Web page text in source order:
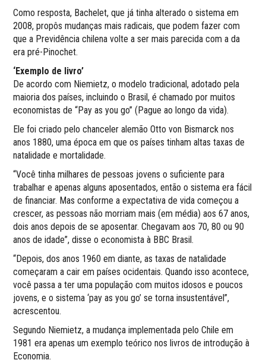
Como resposta, Bachelet, que já tinha alterado o sistema em
2008, propôs mudanças mais radicais, que podem fazer com
que a Previdência chilena volte a ser mais parecida com a da
era pré-Pinochet.
‘Exemplo de livro’
De acordo com Niemietz, o modelo tradicional, adotado pela
maioria dos países, incluindo o Brasil, é chamado por muitos
economistas de “Pay as you go” (Pague ao longo da vida).
Ele foi criado pelo chanceler alemão Otto von Bismarck nos
anos 1880, uma época em que os países tinham altas taxas de
natalidade e mortalidade.
“Você tinha milhares de pessoas jovens o suficiente para
trabalhar e apenas alguns aposentados, então o sistema era fácil
de financiar. Mas conforme a expectativa de vida começou a
crescer, as pessoas não morriam mais (em média) aos 67 anos,
dois anos depois de se aposentar. Chegavam aos 70, 80 ou 90
anos de idade”, disse o economista à BBC Brasil.
“Depois, dos anos 1960 em diante, as taxas de natalidade
começaram a cair em países ocidentais. Quando isso acontece,
você passa a ter uma população com muitos idosos e poucos
jovens, e o sistema ‘pay as you go’ se torna insustentável”,
acrescentou.
Segundo Niemietz, a mudança implementada pelo Chile em
1981 era apenas um exemplo teórico nos livros de introdução à
Economia.